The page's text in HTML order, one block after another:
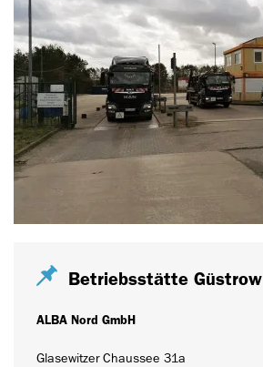
Betriebsstätte Güstrow
ALBA Nord GmbH
Glasewitzer Chaussee 31a